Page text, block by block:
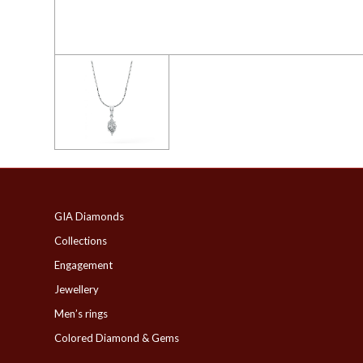
GIA Diamonds
Collections
Engagement
Jewellery
Men’s rings
Colored Diamond & Gems